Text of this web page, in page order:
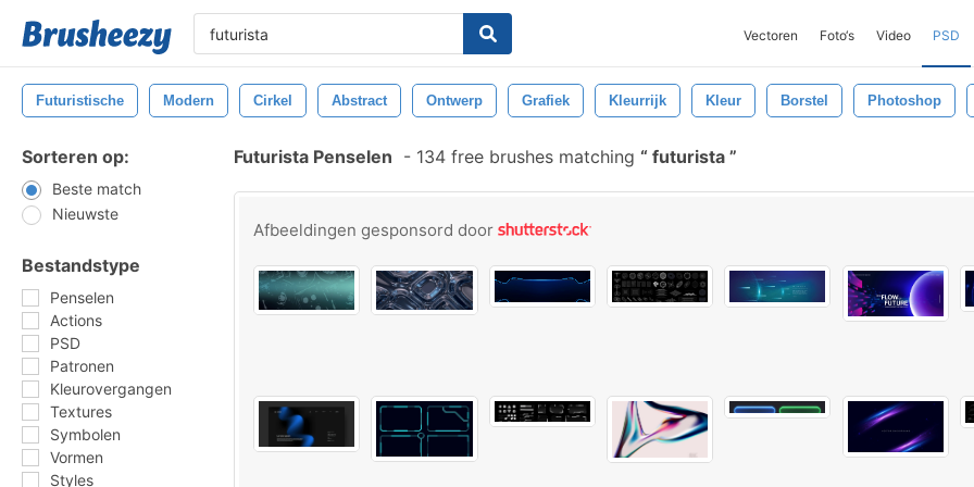
Vectoren Foto‘s Video PSD
Futuristische Modern Cirkel Abstract Ontwerp Grafiek Kleurrijk Kleur Borstel Photoshop
Sorteren op:
Beste match
Nieuwste
Bestandstype
Penselen
Actions
PSD
Patronen
Kleurovergangen
Textures
Symbolen
Vormen
Styles
Futurista Penselen - 134 free brushes matching futurista
Afbeeldingen gesponsord door